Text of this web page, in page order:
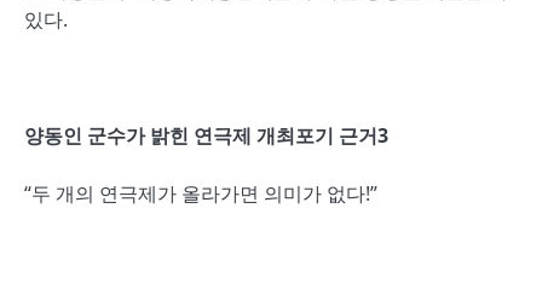
있다.
양동인 군수가 밝힌 연극제 개최포기 근거3
“두 개의 연극제가 올라가면 의미가 없다!”